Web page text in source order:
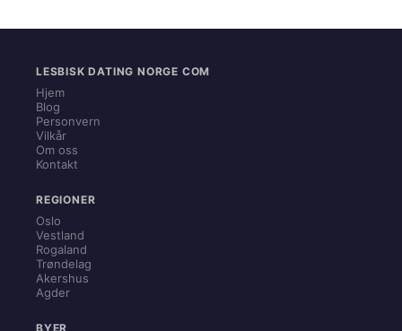
LESBISK DATING NORGE COM
Hjem
Blog
Personvern
Vilkår
Om oss
Kontakt
REGIONER
Oslo
Vestland
Rogaland
Trøndelag
Akershus
Agder
BYER